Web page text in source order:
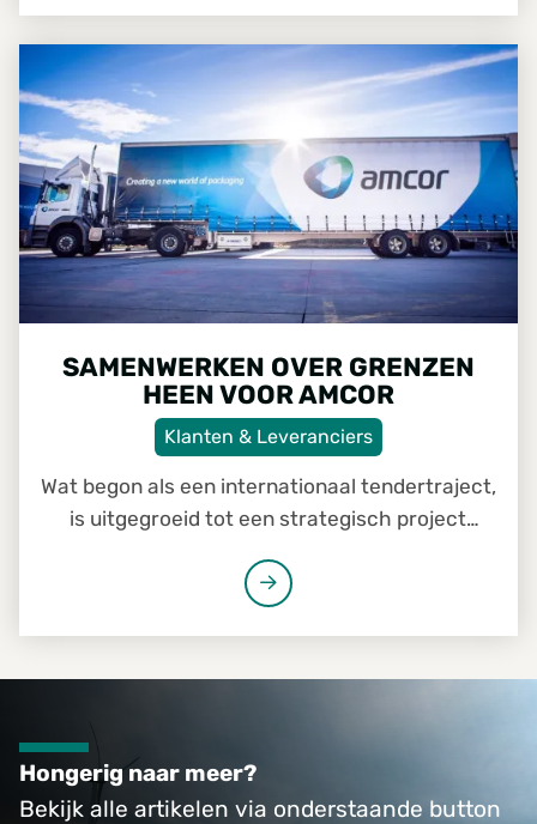
professionalisering van processen en
systemen. Tijd om terug te blikken op een
periode waarin Foresco uitgroeide van een
verzameling bedrijven tot één geïntegreerde
organisatie.
SAMENWERKEN OVER GRENZEN
HEEN VOOR AMCOR
Klanten & Leveranciers
Wat begon als een internationaal tendertraject,
is uitgegroeid tot een strategisch project
en Nederland nauw samenwerken. Voor
verpakkingsspecialist Amcor worden op
gevalideerd, getest en voorbereid voor
hoe Foresco internationale commerciële
kansen vertaalt naar lokale uitvoering.
SAMENWERKEN OVER GRENZEN HEEN VOOR AMCOR
Hongerig naar meer?
Bekijk alle artikelen via onderstaande button